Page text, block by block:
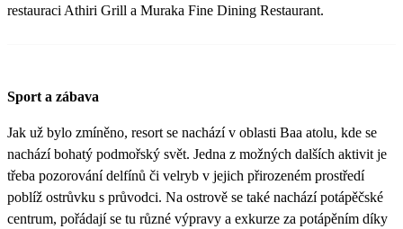
restauraci Athiri Grill a Muraka Fine Dining Restaurant.
Sport a zábava
Jak už bylo zmíněno, resort se nachází v oblasti Baa atolu, kde se
nachází bohatý podmořský svět. Jedna z možných dalších aktivit je
třeba pozorování delfínů či velryb v jejich přirozeném prostředí
poblíž ostrůvku s průvodci. Na ostrově se také nachází potápěčské
centrum, pořádají se tu různé výpravy a exkurze za potápěním díky